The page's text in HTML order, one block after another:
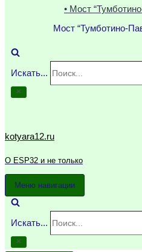
• Мост
Мост “Тумботино-
Искать...
kotyara12.ru
О ESP32 и не только
Меню навигации
Искать...